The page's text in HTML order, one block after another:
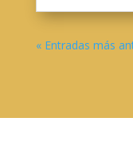
« Entradas más